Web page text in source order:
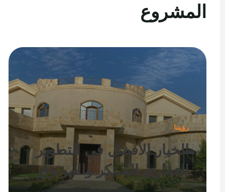
المشروع
رؤيتنا
الخيار الأفضل في التطوير
العقاري المبتكر والموثوق